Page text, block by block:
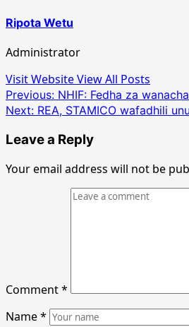
Ripota Wetu
Administrator
Visit WebsiteView All Posts
Post
navigation
Previous: NHIF: Fedha za
Next: REA, STAMICO wafadhili
Leave a Reply
Your email address will not be
Comment*
Name*